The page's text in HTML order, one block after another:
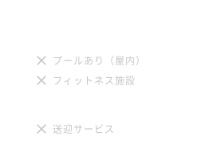
プールあり（屋内）
フィットネス施設
送迎サービス